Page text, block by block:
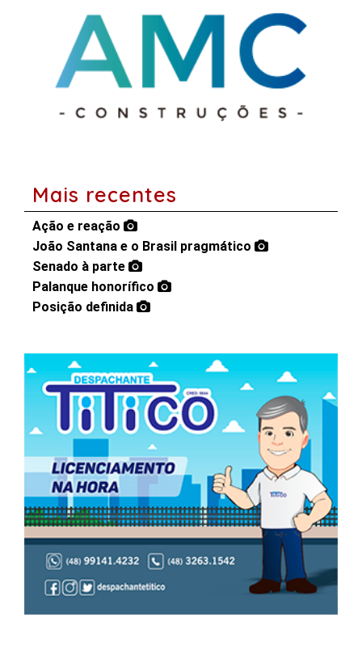
Mais recentes
Ação e reação
João Santana e o Brasil pragmático
Senado à parte
Palanque honorífico
Posição definida